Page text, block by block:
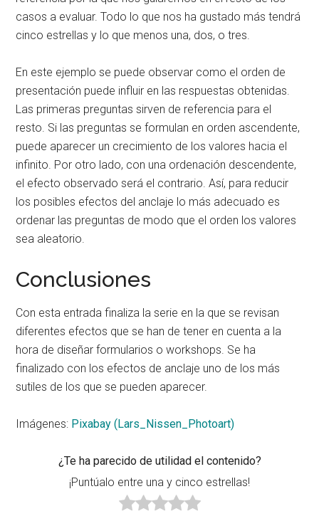
casos a evaluar. Todo lo que nos ha gustado más tendrá
cinco estrellas y lo que menos una, dos, o tres.
En este ejemplo se puede observar como el orden de
presentación puede influir en las respuestas obtenidas.
Las primeras preguntas sirven de referencia para el
resto. Si las preguntas se formulan en orden ascendente,
puede aparecer un crecimiento de los valores hacia el
infinito. Por otro lado, con una ordenación descendente,
el efecto observado será el contrario. Así, para reducir
los posibles efectos del anclaje lo más adecuado es
ordenar las preguntas de modo que el orden los valores
sea aleatorio.
Conclusiones
Con esta entrada finaliza la serie en la que se revisan
diferentes efectos que se han de tener en cuenta a la
hora de diseñar formularios o workshops. Se ha
finalizado con los efectos de anclaje uno de los más
sutiles de los que se pueden aparecer.
Imágenes: Pixabay (Lars_Nissen_Photoart)
¿Te ha parecido de utilidad el contenido?
¡Puntúalo entre una y cinco estrellas!